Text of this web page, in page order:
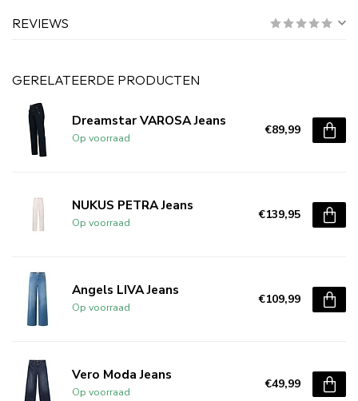
REVIEWS
GERELATEERDE PRODUCTEN
Dreamstar VAROSA Jeans
Op voorraad
€89,99
NUKUS PETRA Jeans
Op voorraad
€139,95
Angels LIVA Jeans
Op voorraad
€109,99
Vero Moda Jeans
Op voorraad
€49,99